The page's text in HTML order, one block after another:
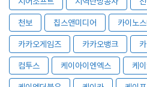
천보 칩스앤미디어 카이노
카카오게임즈 카카오뱅크
컴투스 케이아이엔엑스 케